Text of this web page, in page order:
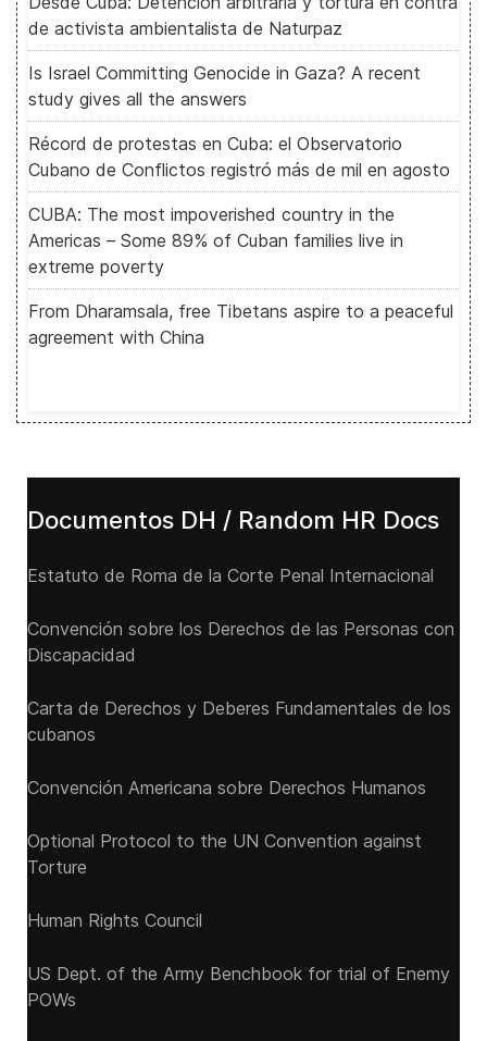
de activista ambientalista de Naturpaz
Is Israel Committing Genocide in Gaza? A recent
study gives all the answers
Récord de protestas en Cuba: el Observatorio
Cubano de Conflictos registró más de mil en agosto
CUBA: The most impoverished country in the
Americas – Some 89% of Cuban families live in
extreme poverty
From Dharamsala, free Tibetans aspire to a peaceful
agreement with China
Documentos DH / Random HR Docs
Estatuto de Roma de la Corte Penal Internacional
Convención sobre los Derechos de las Personas con
Discapacidad
Carta de Derechos y Deberes Fundamentales de los
cubanos
Convención Americana sobre Derechos Humanos
Optional Protocol to the UN Convention against
Torture
Human Rights Council
US Dept. of the Army Benchbook for trial of Enemy
POWs